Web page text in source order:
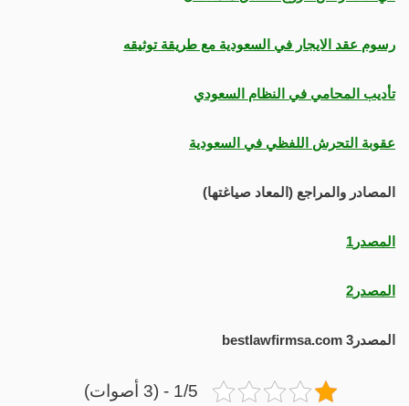
رسوم عقد الايجار في السعودية مع طريقة توثيقه
تأديب المحامي في النظام السعودي
عقوبة التحرش اللفظي في السعودية
المصادر والمراجع (المعاد صياغتها)
المصدر1
المصدر2
المصدر3 bestlawfirmsa.com
1/5 - (3 أصوات)